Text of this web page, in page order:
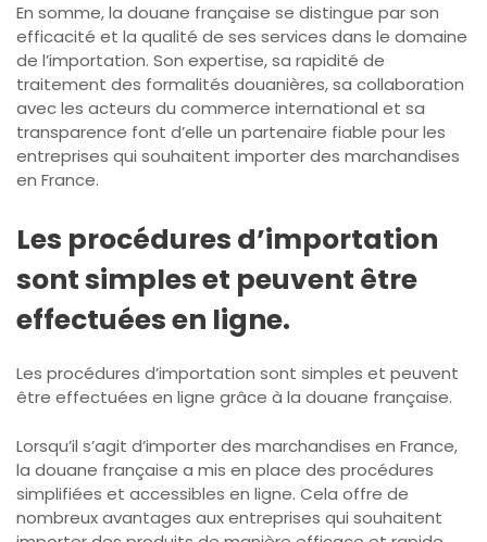
En somme, la douane française se distingue par son
efficacité et la qualité de ses services dans le domaine
de l’importation. Son expertise, sa rapidité de
traitement des formalités douanières, sa collaboration
avec les acteurs du commerce international et sa
transparence font d’elle un partenaire fiable pour les
entreprises qui souhaitent importer des marchandises
en France.
Les procédures d’importation
sont simples et peuvent être
effectuées en ligne.
Les procédures d’importation sont simples et peuvent
être effectuées en ligne grâce à la douane française.
Lorsqu’il s’agit d’importer des marchandises en France,
la douane française a mis en place des procédures
simplifiées et accessibles en ligne. Cela offre de
nombreux avantages aux entreprises qui souhaitent